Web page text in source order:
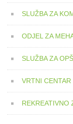
SLUŽBA ZA
ODJEL ZA
SLUŽBA ZA
VRTNI CENTAR
REKREATIVNO